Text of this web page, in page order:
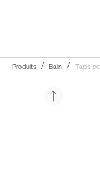
Produits Bain Tapis